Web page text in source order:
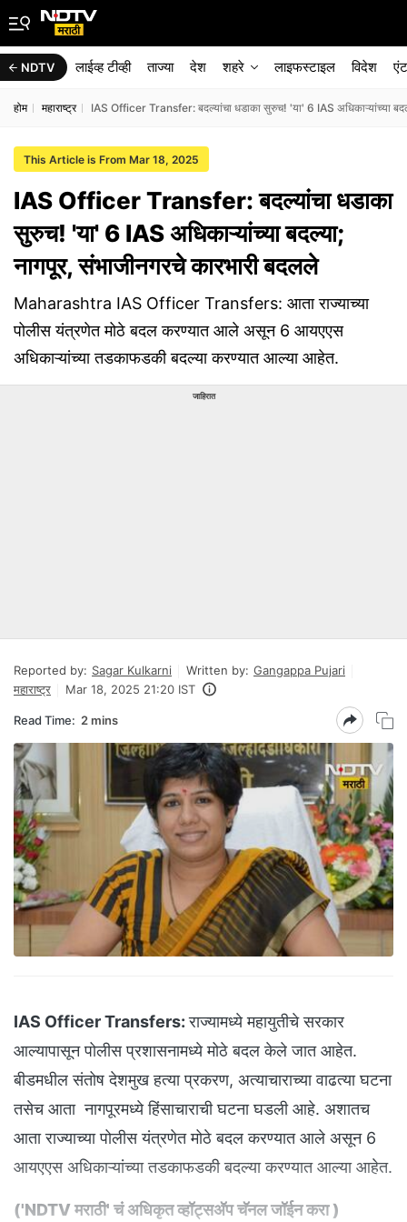
NDTV लाईव्ह टीव्ही ताज्या देश शहरे लाइफस्टाइल विदेश
होम महाराष्ट्र IAS Officer Transfer: बदल्यांचा धडाका सुरुच! 'या' 6 IAS अधिकाऱ्यांच्या
This Article is From Mar 18, 2025
IAS Officer Transfer: बदल्यांचा धडाका
सुरुच! 'या' 6 IAS अधिकाऱ्यांच्या बदल्या;
नागपूर, संभाजीनगरचे कारभारी बदलले
Maharashtra IAS Officer Transfers: आता राज्याच्या
पोलीस यंत्रणेत मोठे बदल करण्यात आले असून 6 आयएएस
अधिकाऱ्यांच्या तडकाफडकी बदल्या करण्यात आल्या आहेत.
जाहिरात
Reported by: Sagar Kulkarni Written by: Gangappa Pujari
महाराष्ट्र
Mar 18, 2025 21:20 IST
Read Time: 2 mins
IAS Officer Transfers:राज्यामध्ये महायुतीचे सरकार
आल्यापासून पोलीस प्रशासनामध्ये मोठे बदल केले जात आहेत.
बीडमधील संतोष देशमुख हत्या प्रकरण, अत्याचाराच्या वाढत्या घटना
तसेच आता नागपूरमध्ये हिंसाचाराची घटना घडली आहे. अशातच
आता राज्याच्या पोलीस यंत्रणेत मोठे बदल करण्यात आले असून 6
आयएएस अधिकाऱ्यांच्या तडकाफडकी बदल्या करण्यात आल्या आहेत.
('NDTV मराठी' चं अधिकृत व्हॉट्सअ‍ॅप चॅनल जॉईन करा)